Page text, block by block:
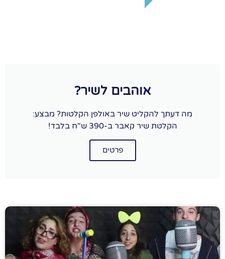
אוהבים לשיר?
מה דעתך להקליט שיר באולפן הקלטות? מבצע:
הקלטת שיר קאבר ב-390 ש"ח בלבד!
פרטים